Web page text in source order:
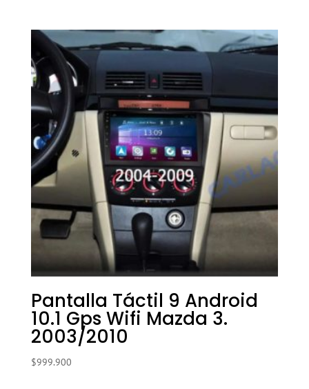
Pantalla Táctil 9 Android
10.1 Gps Wifi Mazda 3.
2003/2010
$999.900